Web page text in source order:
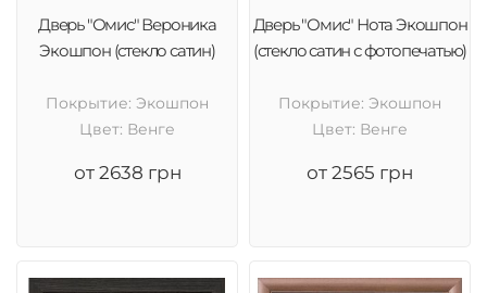
Дверь "Омис" Вероника
Экошпон (стекло сатин)
Покрытие: Экошпон
Цвет: Венге
от 2638 грн
Дверь "Омис" Нота Экошпон
(стекло сатин с фотопечатью)
Покрытие: Экошпон
Цвет: Венге
от 2565 грн